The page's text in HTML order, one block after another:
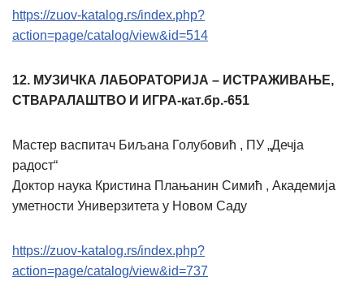
https://zuov-katalog.rs/index.php?
action=page/catalog/view&id=514
12. МУЗИЧКА ЛАБОРАТОРИЈА – ИСТРАЖИВАЊЕ,
СТВАРАЛАШТВО И ИГРА-кат.бр.-651
Мастер васпитач Биљана Голубовић , ПУ „Дечја
радост“
Доктор наука Кристина Плањанин Симић , Академија
уметности Универзитета у Новом Саду
https://zuov-katalog.rs/index.php?
action=page/catalog/view&id=737